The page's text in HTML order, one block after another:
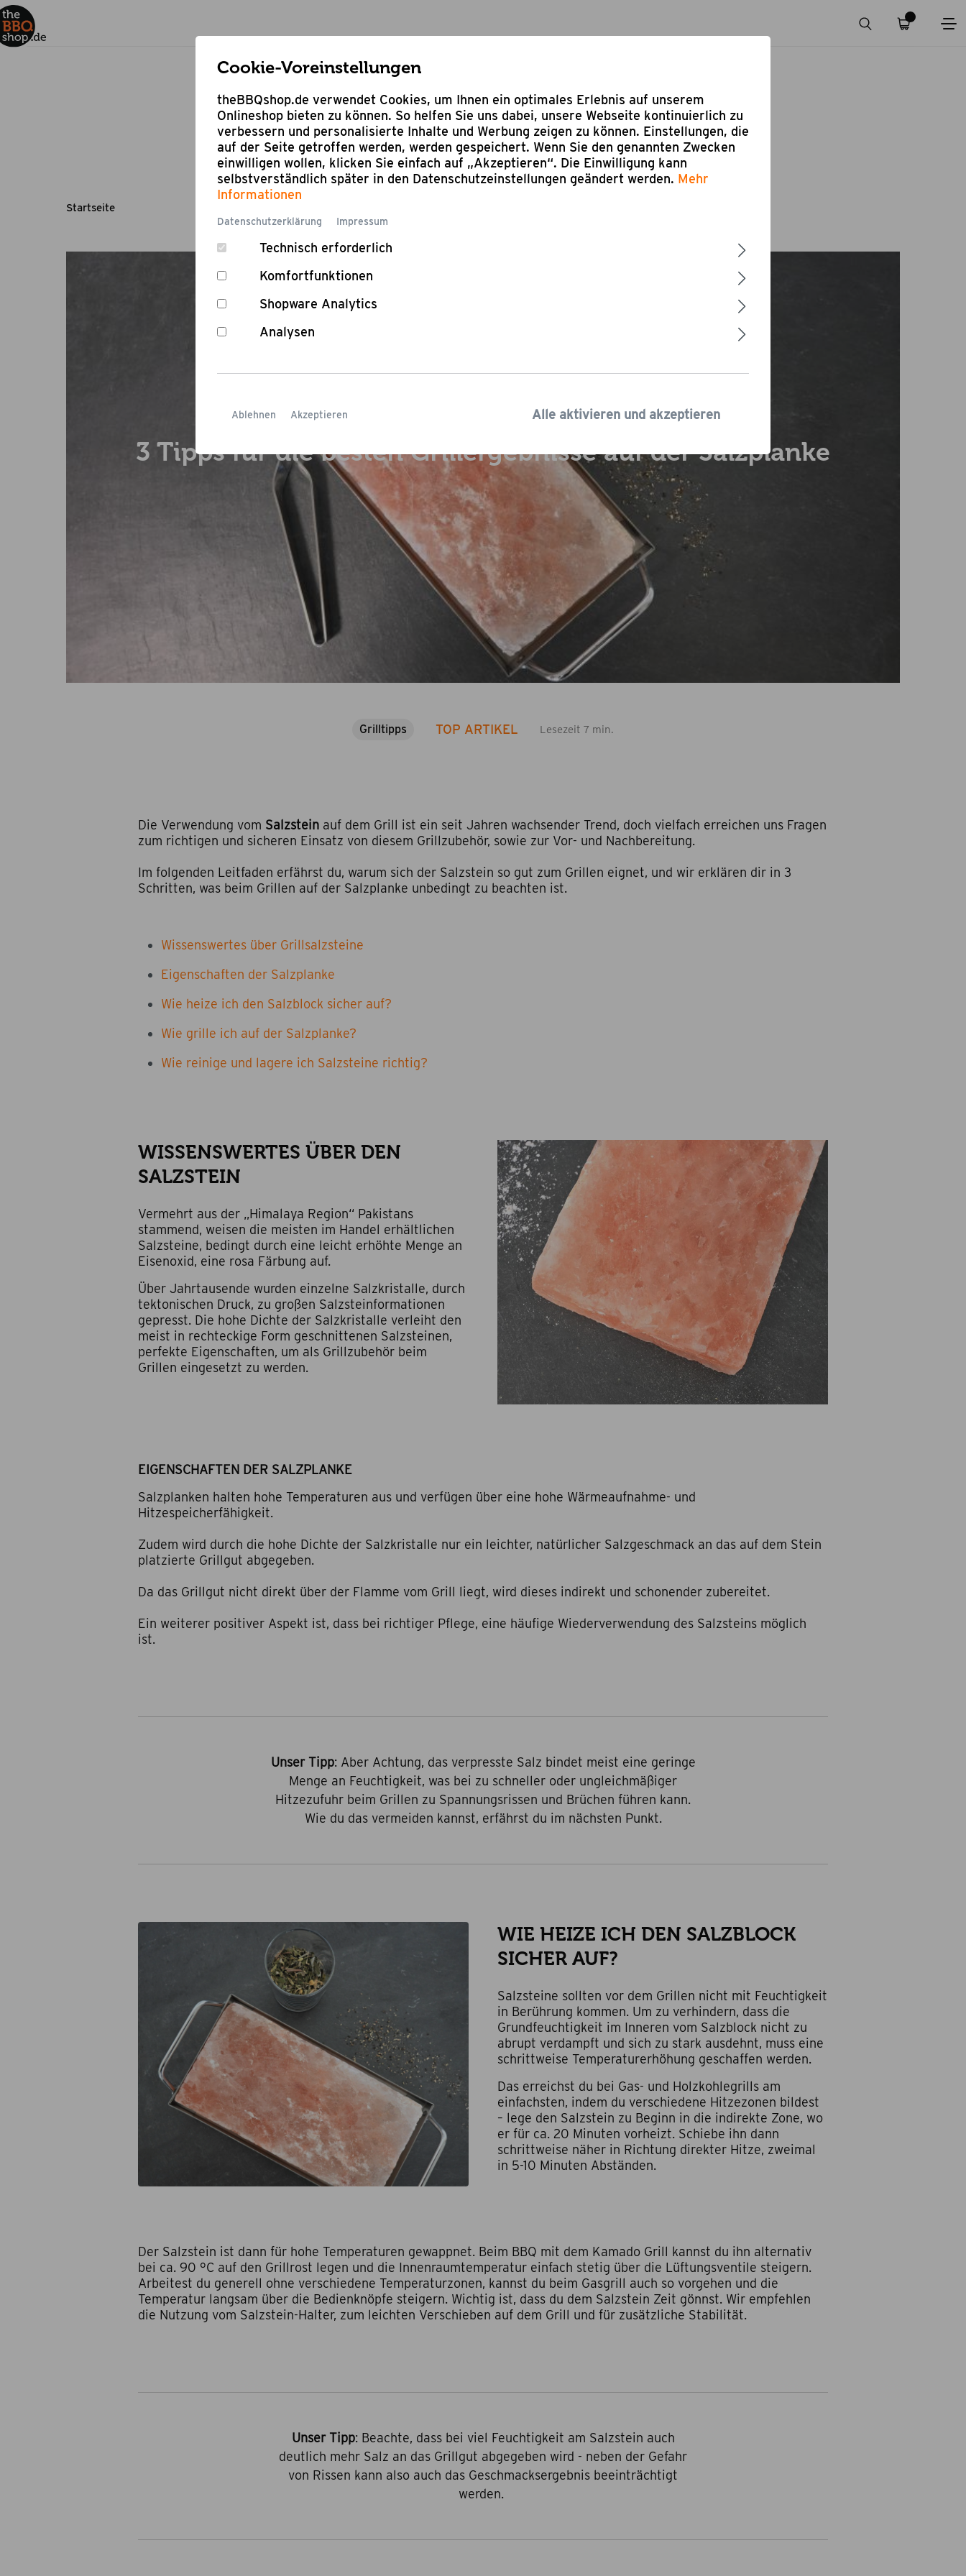
BBQ MAGAZIN
Startseite
Grillen mit dem Salzstein
3 Tipps für die besten Grillergebnisse auf der Salzplanke
Grilltipps TOP ARTIKEL Lesezeit 7 min.
Die Verwendung vom Salzstein auf dem Grill ist ein seit Jahren wachsender Trend, doch vielfach erreichen uns Fragen
zum richtigen und sicheren Einsatz von diesem Grillzubehör, sowie zur Vor- und Nachbereitung.
Im folgenden Leitfaden erfährst du, warum sich der Salzstein so gut zum Grillen eignet, und wir erklären dir in 3
Schritten, was beim Grillen auf der Salzplanke unbedingt zu beachten ist.
Wissenswertes über Grillsalzsteine
Eigenschaften der Salzplanke
Wie heize ich den Salzblock sicher auf?
Wie grille ich auf der Salzplanke?
Wie reinige und lagere ich Salzsteine richtig?
WISSENSWERTES ÜBER DEN
SALZSTEIN
Vermehrt aus der „Himalaya Region“ Pakistans
stammend, weisen die meisten im Handel erhältlichen
Salzsteine, bedingt durch eine leicht erhöhte Menge an
Eisenoxid, eine rosa Färbung auf.
Über Jahrtausende wurden einzelne Salzkristalle, durch
tektonischen Druck, zu großen Salzsteinformationen
gepresst. Die hohe Dichte der Salzkristalle verleiht den
meist in rechteckige Form geschnittenen Salzsteinen,
perfekte Eigenschaften, um als Grillzubehör beim
Grillen eingesetzt zu werden.
EIGENSCHAFTEN DER SALZPLANKE
Salzplanken halten hohe Temperaturen aus und verfügen über eine hohe Wärmeaufnahme- und
Hitzespeicherfähigkeit.
Zudem wird durch die hohe Dichte der Salzkristalle nur ein leichter, natürlicher Salzgeschmack an das auf dem Stein
platzierte Grillgut abgegeben.
Da das Grillgut nicht direkt über der Flamme vom Grill liegt, wird dieses indirekt und schonender zubereitet.
Ein weiterer positiver Aspekt ist, dass bei richtiger Pflege, eine häufige Wiederverwendung des Salzsteins möglich
ist.
Unser Tipp: Aber Achtung, das verpresste Salz bindet meist eine geringe
Menge an Feuchtigkeit, was bei zu schneller oder ungleichmäßiger
Hitzezufuhr beim Grillen zu Spannungsrissen und Brüchen führen kann.
Wie du das vermeiden kannst, erfährst du im nächsten Punkt.
WIE HEIZE ICH DEN SALZBLOCK
SICHER AUF?
Salzsteine sollten vor dem Grillen nicht mit Feuchtigkeit
in Berührung kommen. Um zu verhindern, dass die
Grundfeuchtigkeit im Inneren vom Salzblock nicht zu
abrupt verdampft und sich zu stark ausdehnt, muss eine
schrittweise Temperaturerhöhung geschaffen werden.
Das erreichst du bei Gas- und Holzkohlegrills am
einfachsten, indem du verschiedene Hitzezonen bildest
– lege den Salzstein zu Beginn in die indirekte Zone, wo
er für ca. 20 Minuten vorheizt. Schiebe ihn dann
schrittweise näher in Richtung direkter Hitze, zweimal
in 5-10 Minuten Abständen.
Der Salzstein ist dann für hohe Temperaturen gewappnet. Beim BBQ mit dem Kamado Grill kannst du ihn alternativ
bei ca. 90 °C auf den Grillrost legen und die Innenraumtemperatur einfach stetig über die Lüftungsventile steigern.
Arbeitest du generell ohne verschiedene Temperaturzonen, kannst du beim Gasgrill auch so vorgehen und die
Temperatur langsam über die Bedienknöpfe steigern. Wichtig ist, dass du dem Salzstein Zeit gönnst. Wir empfehlen
die Nutzung vom Salzstein-Halter, zum leichten Verschieben auf dem Grill und für zusätzliche Stabilität.
Unser Tipp: Beachte, dass bei viel Feuchtigkeit am Salzstein auch
deutlich mehr Salz an das Grillgut abgegeben wird - neben der Gefahr
von Rissen kann also auch das Geschmacksergebnis beeinträchtigt
werden.
Cookie-Voreinstellungen
theBBQshop.de verwendet Cookies, um Ihnen ein optimales Erlebnis auf unserem
Onlineshop bieten zu können. So helfen Sie uns dabei, unsere Webseite kontinuierlich zu
verbessern und personalisierte Inhalte und Werbung zeigen zu können. Einstellungen, die
auf der Seite getroffen werden, werden gespeichert. Wenn Sie den genannten Zwecken
einwilligen wollen, klicken Sie einfach auf „Akzeptieren“. Die Einwilligung kann
selbstverständlich später in den Datenschutzeinstellungen geändert werden. Mehr
Informationen
Datenschutzerklärung Impressum
Technisch erforderlich
Komfortfunktionen
Shopware Analytics
Analysen
Ablehnen Akzeptieren Alle aktivieren und akzeptieren